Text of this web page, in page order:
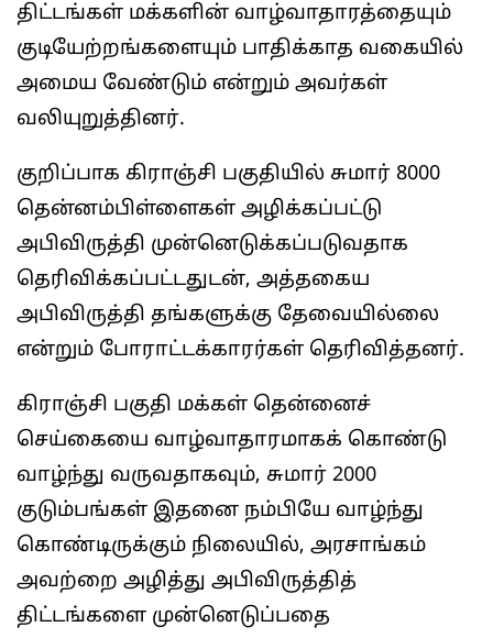
திட்டங்கள் மக்களின் வாழ்வாதாரத்தையும்
குடியேற்றங்களையும் பாதிக்காத வகையில்
அமைய வேண்டும் என்றும் அவர்கள்
வலியுறுத்தினர்.
குறிப்பாக கிராஞ்சி பகுதியில் சுமார் 8000
தென்னம்பிள்ளைகள் அழிக்கப்பட்டு
அபிவிருத்தி முன்னெடுக்கப்படுவதாக
தெரிவிக்கப்பட்டதுடன், அத்தகைய
அபிவிருத்தி தங்களுக்கு தேவையில்லை
என்றும் போராட்டக்காரர்கள் தெரிவித்தனர்.
கிராஞ்சி பகுதி மக்கள் தென்னைச்
செய்கையை வாழ்வாதாரமாகக் கொண்டு
வாழ்ந்து வருவதாகவும், சுமார் 2000
குடும்பங்கள் இதனை நம்பியே வாழ்ந்து
கொண்டிருக்கும் நிலையில், அரசாங்கம்
அவற்றை அழித்து அபிவிருத்தித்
திட்டங்களை முன்னெடுப்பதை